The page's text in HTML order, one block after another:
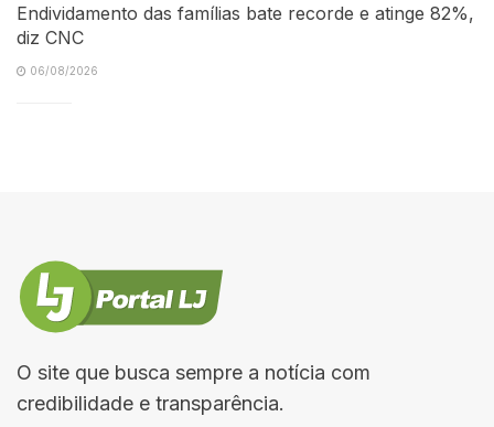
Endividamento das famílias bate recorde e atinge 82%,
diz CNC
06/08/2026
O site que busca sempre a notícia com
credibilidade e transparência.